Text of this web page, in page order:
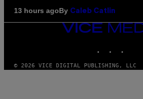
13 hours agoBy Caleb Catlin
VICE
MEDIA
© 2026 VICE DIGITAL PUBLISHING, LLC